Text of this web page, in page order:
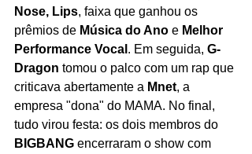
Nose, Lips, faixa que ganhou os
prêmios de Música do Ano e Melhor
Performance Vocal . Em seguida, G-
Dragon tomou o palco com um rap que
criticava abertamente a Mnet, a
empresa "dona" do MAMA. No final,
tudo virou festa: os dois membros do
BIGBANG encerraram o show com